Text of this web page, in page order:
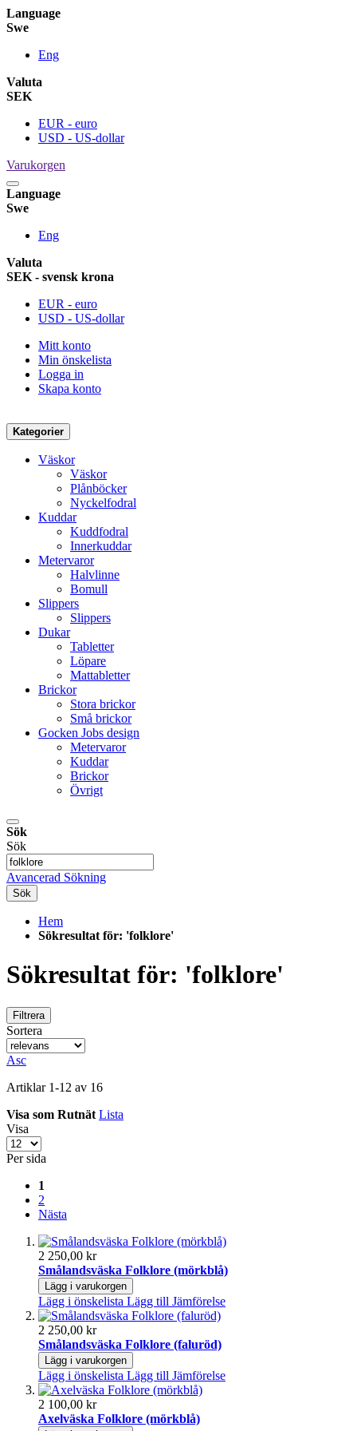
Language
Swe
Eng
Valuta
SEK
EUR - euro
USD - US-dollar
Varukorgen
Language
Swe
Eng
Valuta
SEK - svensk krona
EUR - euro
USD - US-dollar
Mitt konto
Min önskelista
Logga in
Skapa konto
Kategorier
Väskor
Väskor
Plånböcker
Nyckelfodral
Kuddar
Kuddfodral
Innerkuddar
Metervaror
Halvlinne
Bomull
Slippers
Slippers
Dukar
Tabletter
Löpare
Mattabletter
Brickor
Stora brickor
Små brickor
Gocken Jobs design
Metervaror
Kuddar
Brickor
Övrigt
Sök
Sök
Avancerad Sökning
Sök
Hem
Sökresultat för: 'folklore'
Sökresultat för: 'folklore'
Filtrera
Sortera
Asc
Artiklar 1-12 av 16
Visa som Rutnät Lista
Visa
Per sida
1
2
Nästa
2 250,00 kr
Smålandsväska Folklore (mörkblå)
Lägg i varukorgen
Lägg i önskelista Lägg till Jämförelse
2 250,00 kr
Smålandsväska Folklore (faluröd)
Lägg i varukorgen
Lägg i önskelista Lägg till Jämförelse
2 100,00 kr
Axelväska Folklore (mörkblå)